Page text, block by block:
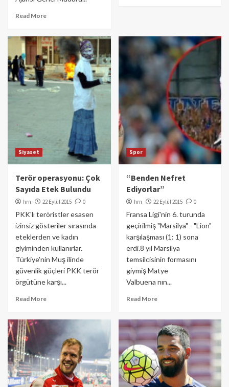
Read More
Siyaset
Terör operasyonu: Çok
Sayıda Etek Bulundu
hrn 22 Eylül 2015 0
PKK'lı teröristler esasen
izinsiz gösteriler sırasında
eteklerden ve kadın
giyiminden kullanırlar.
Türkiye'nin Muş ilinde
güvenlik güçleri PKK terör
örgütüne karşı...
Read More
Spor
“Benden Nefret
Ediyorlar”
hrn 22 Eylül 2015 0
Fransa Ligi'nin 6. turunda
geçirilmiş "Marsilya" - "Lion"
karşılaşması (1: 1) sona
erdi.8 yıl Marsilya
temsilcisinin formasını
giymiş Matye
Valbuena nın...
Read More